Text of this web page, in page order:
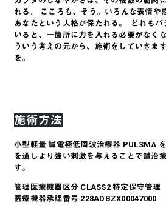
れる。 こころも、そう。いろんな表情や
あなたという人格が保たれる。 ​ どれも
いると、一箇所に力を入れる必要がなく
ういう考えの元から、施術をしていきま
を。
施術方法
小型軽量 鍼電極低周波治療器 PULSMA
を通しより強い刺激を与えることで鍼治
す。
管理医療機器区分 CLASS2 特定保守管理
医療機器承認番号 228ADBZX00047000